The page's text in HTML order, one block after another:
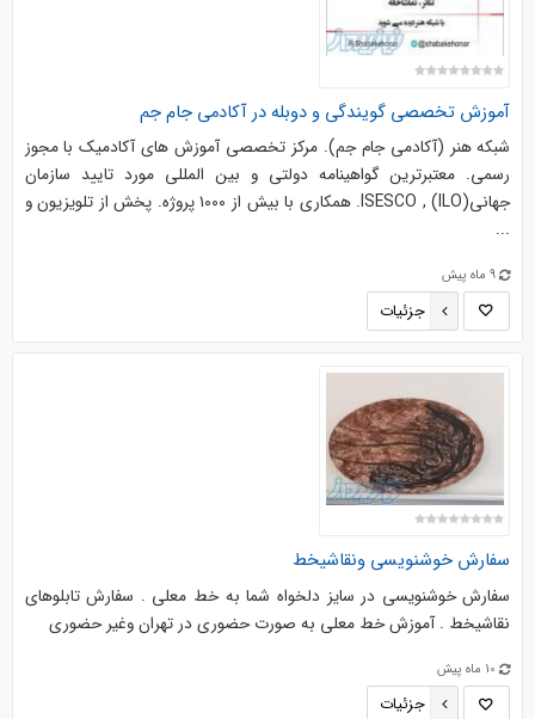
آموزش تخصصی گویندگی و دوبله در آکادمی جام جم
شبکه هنر (آکادمی جام جم). مرکز تخصصی آموزش های آکادمیک با مجوز
رسمی. معتبرترین گواهینامه دولتی و بین المللی مورد تایید سازمان
جهانیISESCO , (ILO). همکاری با بیش از ۱۰۰۰ پروژه. پخش از تلویزیون و
...
9 ماه پیش
جزئیات
سفارش خوشنویسی ونقاشیخط
سفارش خوشنویسی در سایز دلخواه شما به خط معلی . سفارش تابلوهای
نقاشیخط . آموزش خط معلی به صورت حضوری در تهران وغیر حضوری
10 ماه پیش
جزئیات